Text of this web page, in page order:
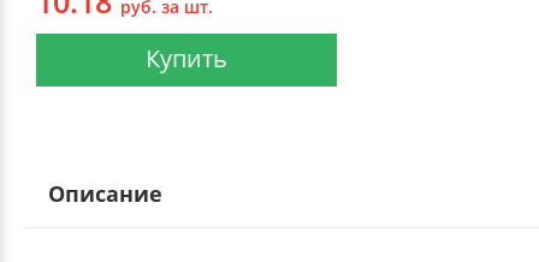
руб. за шт.
Купить
Описание